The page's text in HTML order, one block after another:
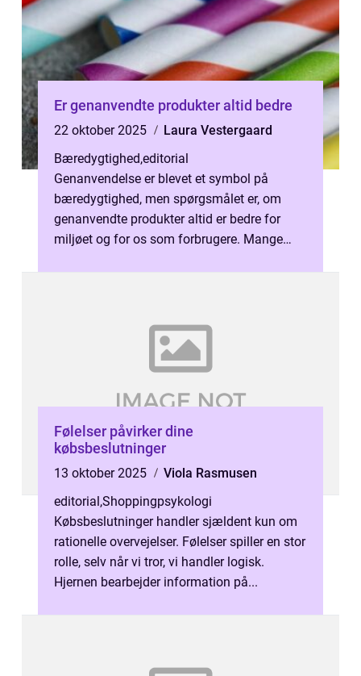
Er genanvendte produkter altid bedre
22 oktober 2025
Laura Vestergaard
Bæredygtighed,editorial
Genanvendelse er blevet et symbol på
bæredygtighed, men spørgsmålet er, om
genanvendte produkter altid er bedre for
miljøet og for os som forbrugere. Mange
Følelser påvirker dine
købsbeslutninger
13 oktober 2025
Viola Rasmusen
editorial,Shoppingpsykologi
Købsbeslutninger handler sjældent kun om
rationelle overvejelser. Følelser spiller en stor
rolle, selv når vi tror, vi handler logisk.
Hjernen bearbejder information på...